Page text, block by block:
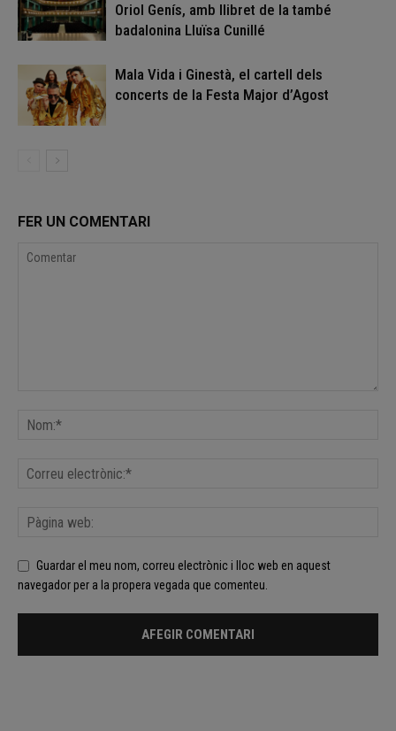
Oriol Genís, amb llibret de la també
badalonina Lluïsa Cunillé
Mala Vida i Ginestà, el cartell dels
concerts de la Festa Major d’Agost
FER UN COMENTARI
Guardar el meu nom, correu electrònic i lloc web en aquest
navegador per a la propera vegada que comenteu.